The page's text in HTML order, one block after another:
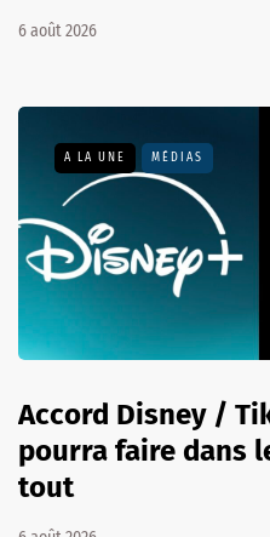
6 août 2026
A LA UNE MÉDIAS
Accord Disney /
pourra faire dans
tout